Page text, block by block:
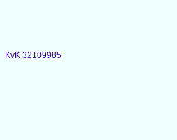
KvK 32109985